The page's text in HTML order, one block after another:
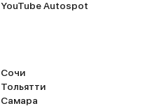
YouTube Autospot
Сочи
Тольятти
Самара